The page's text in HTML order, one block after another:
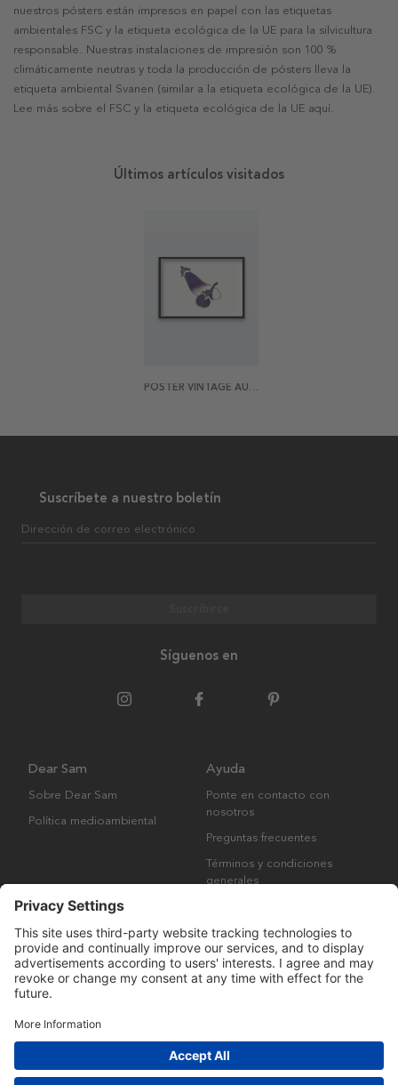
nuestros pósters están impresos en papel con las etiquetas
ambientales FSC y la etiqueta ecológica de la UE para la silvicultura
responsable. Nuestras instalaciones de impresión son 100 %
climáticamente neutras y toda la producción de pósters lleva la
etiqueta ambiental Svanen (similar a la etiqueta ecológica de la UE).
Lee más sobre el FSC y la etiqueta ecológica de la UE aquí.
Últimos artículos visitados
POSTER VINTAGE AUBERGINE
Suscríbete a nuestro boletín
Dirección de correo electrónico
Síguenos en
Dear Sam
Sobre Dear Sam
Política medioambiental
Ayuda
Ponte en contacto con
nosotros
Preguntas frecuentes
Términos y condiciones
generales
Derechos de autor © Many Brands AB 2023. Todos los derechos